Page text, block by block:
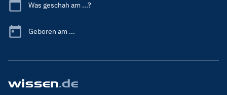
Was geschah am ...?
Geboren am ...